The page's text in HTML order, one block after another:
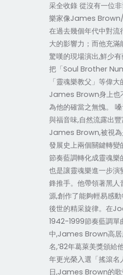
采全收錄 從沒有一位
樂家像James Brown/
在過去幾個年代中對流
大的影響力；而他充滿
驚嘆的現場演出,鮮少有
把「Soul Brother
「靈魂樂教父」等偉
James Brown身上也
為他的確當之無愧。
與福音味,自然流露出
James Brown,被視為
發展史上兩個關鍵轉變
節奏藍調轉化成靈魂樂
也是讓靈魂樂進一步演
鋒推手。他帶領著黑人
源,創作了能夠輕易感
後世的精采旋律。在
1942-1999節奏藍調單
中,James Brown高居
名,’82年葛萊美獎頒給
年更光榮入選「搖滾名
日,James Brown的歌